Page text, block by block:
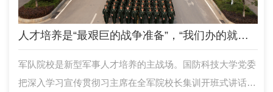
人才培养是“最艰巨的战争准备”，“我们办的就是直通战场的教育”
军队院校是新型军事人才培养的主战场。国防科技大学党委
把深入学习宣传贯彻习主席在全军院校长集训开班式讲话精